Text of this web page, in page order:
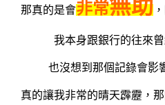
那真的是會非常無助
我本身跟銀行的往來
也沒想到那個記錄會影
真的讓我非常的晴天霹靂，